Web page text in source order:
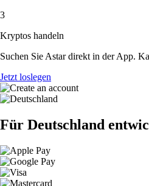
3
Kryptos handeln
Suchen Sie Astar direkt in der App.
Jetzt loslegen
Für Deutschland